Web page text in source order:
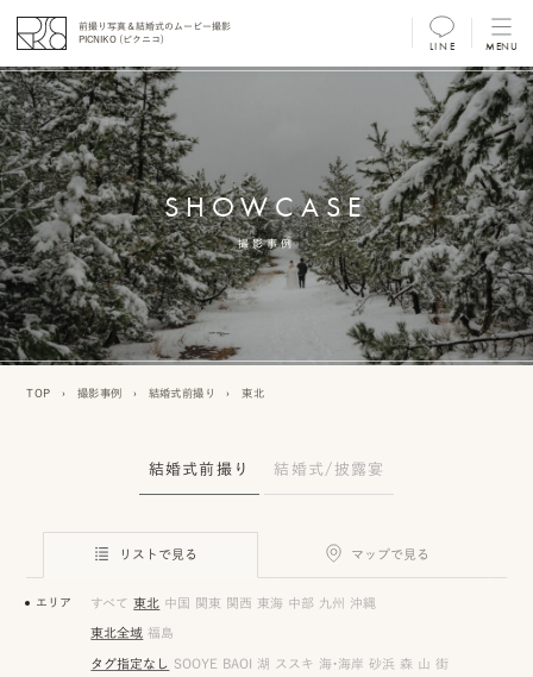
前撮り写真＆結婚式のムービー撮影
PICNIKO (ピクニコ)
LINE
MENU
MENU
前
撮
り
フ
ォ
ト/
MACIRO
BAOI
SHOWCASE
撮影事例
TOP › 撮影事例 › 結婚式前撮り › 東北
結婚式前撮り 結婚式/披露宴
リストで見る マップで見る
エリア すべて 東北 中国 関東 関西 東海 中部 九州 沖縄
東北全域 福島
タグ指定なし SOOYE BAOI 湖 ススキ 海・海岸 砂浜 森 山 街